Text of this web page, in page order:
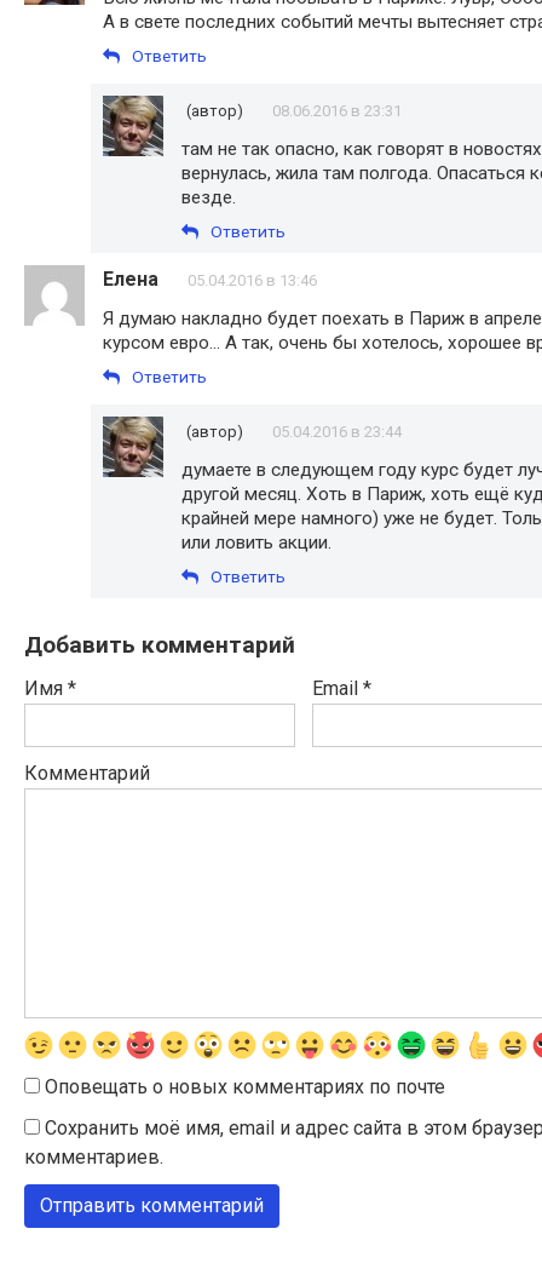
А в свете последних событий мечты вытесняет
Ответить
(автор) 08.06.2016 в 23:31
там не так опасно, как говорят в
вернулась, жила там полгода. Опасаться
везде.
Ответить
Елена 05.04.2016 в 13:46
Я думаю накладно будет поехать в Париж в
курсом евро... А так, очень бы хотелось, хорошее
Ответить
(автор) 05.04.2016 в 23:44
думаете в следующем году курс будет
другой месяц. Хоть в Париж, хоть ещё
крайней мере намного) уже не будет.
или ловить акции.
Ответить
Добавить комментарий
Имя * Email *
Комментарий
Оповещать о новых комментариях по почте
Сохранить моё имя, email и адрес сайта в этом
комментариев.